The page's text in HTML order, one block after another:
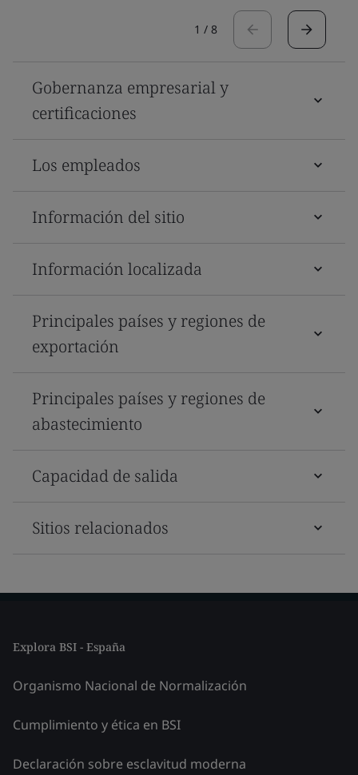
1 / 8
Gobernanza empresarial y
certificaciones
Los empleados
Información del sitio
Información localizada
Principales países y regiones de
exportación
Principales países y regiones de
abastecimiento
Capacidad de salida
Sitios relacionados
Explora BSI - España
Organismo Nacional de Normalización
Cumplimiento y ética en BSI
Declaración sobre esclavitud moderna